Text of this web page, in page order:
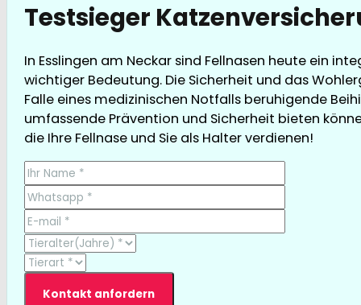
Testsieger
In Esslingen am Neckar sind Fellnasen heute ein
wichtiger Bedeutung. Die Sicherheit und das
Falle eines medizinischen Notfalls beruhigende
umfassende Prävention und Sicherheit bieten
die Ihre Fellnase und Sie als Halter verdienen!
Kontakt anfordern